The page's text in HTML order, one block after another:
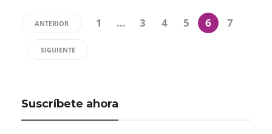
ANTERIOR 1 … 3 4 5 6 7
SIGUIENTE
Suscríbete ahora